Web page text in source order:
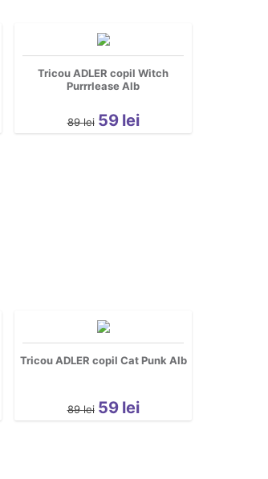
Tricou ADLER copil Witch
Purrrlease Alb
89 lei 59 lei
Tricou ADLER copil Cat Punk Alb
89 lei 59 lei